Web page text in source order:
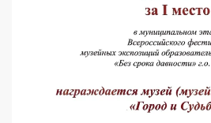
УВЕЛИЧИТЬ